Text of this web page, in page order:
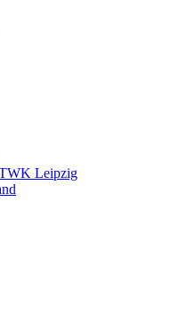
Leipzig